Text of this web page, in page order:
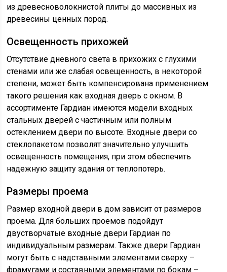
из древесноволокнистой плиты до массивных из
древесины ценных пород.
Освещенность прихожей
Отсутствие дневного света в прихожих с глухими
стенами или же слабая освещенность, в некоторой
степени, может быть компенсирована применением
такого решения как входная дверь с окном. В
ассортименте Гардиан имеются модели входных
стальных дверей с частичным или полным
остеклением двери по высоте. Входные двери со
стеклопакетом позволят значительно улучшить
освещенность помещения, при этом обеспечить
надежную защиту здания от теплопотерь.
Размеры проема
Размер входной двери в дом зависит от размеров
проема. Для больших проемов подойдут
двустворчатые входные двери Гардиан по
индивидуальным размерам. Также двери Гардиан
могут быть с надставными элементами сверху –
фрамугами и составными элементами по бокам –